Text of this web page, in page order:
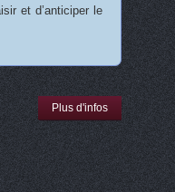
et d’anticiper le
Plus d'infos